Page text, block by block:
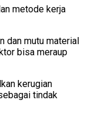
metode kerja
dan mutu material
bisa meraup
kerugian
tindak